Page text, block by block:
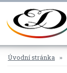
Úvodní stránka